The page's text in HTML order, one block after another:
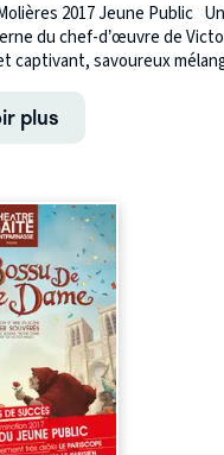
2017 Jeune Public
du chef-d’œuvre de
captivant, savoureux
plus